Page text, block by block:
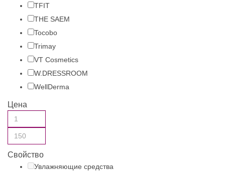
TFIT
THE SAEM
Tocobo
Trimay
VT Cosmetics
W.DRESSROOM
WellDerma
Цена
Свойство
Увлажняющие средства